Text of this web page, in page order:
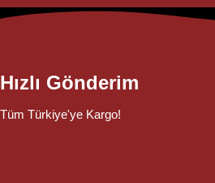
Hızlı Gönderim
Tüm Türkiye'ye Kargo!